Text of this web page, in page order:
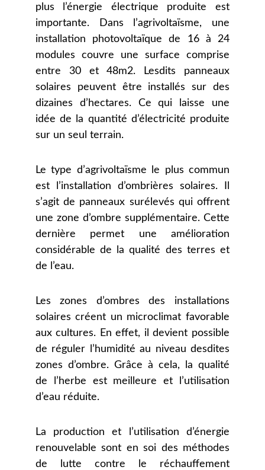
plus l’énergie électrique produite est
importante. Dans l’agrivoltaïsme, une
installation photovoltaïque de 16 à 24
modules couvre une surface comprise
entre 30 et 48m2. Lesdits panneaux
solaires peuvent être installés sur des
dizaines d’hectares. Ce qui laisse une
idée de la quantité d’électricité produite
sur un seul terrain.
Le type d’agrivoltaïsme le plus commun
est l’installation d’ombrières solaires. Il
s’agit de panneaux surélevés qui offrent
une zone d’ombre supplémentaire. Cette
dernière permet une amélioration
considérable de la qualité des terres et
de l’eau.
Les zones d’ombres des installations
solaires créent un microclimat favorable
aux cultures. En effet, il devient possible
de réguler l’humidité au niveau desdites
zones d’ombre. Grâce à cela, la qualité
de l’herbe est meilleure et l’utilisation
d’eau réduite.
La production et l’utilisation d’énergie
renouvelable sont en soi des méthodes
de lutte contre le réchauffement